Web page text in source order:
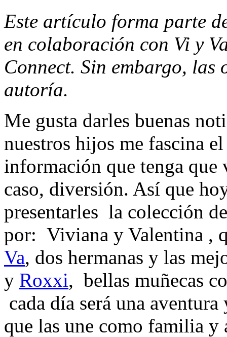
Este artículo forma parte
en colaboración con Vi y
Connect. Sin embargo, las
autoría.
Me gusta darles buenas
nuestros hijos me fascina
información que tenga que
caso, diversión. Así que
presentarles la colección
por: Viviana y Valentina ,
Va, dos hermanas y las
y Roxxi, bellas muñecas
cada día será una
que las une como familia y